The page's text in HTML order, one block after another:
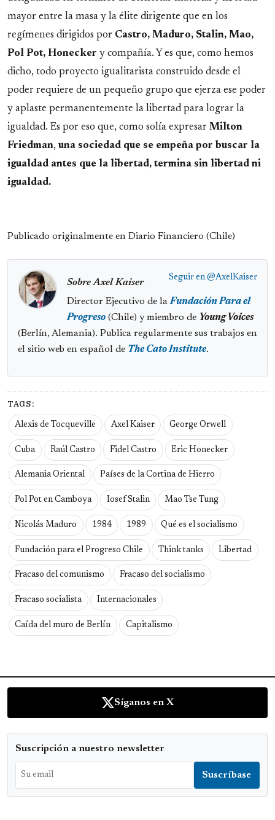
mayor entre la masa y la élite dirigente que en los
regímenes dirigidos por Castro, Maduro, Stalin, Mao,
Pol Pot, Honecker y compañía. Y es que, como hemos
dicho, todo proyecto igualitarista construido desde el
poder requiere de un pequeño grupo que ejerza ese poder
y aplaste permanentemente la libertad para lograr la
igualdad. Es por eso que, como solía expresar Milton
Friedman, una sociedad que se empeña por buscar la
igualdad antes que la libertad, termina sin libertad ni
igualdad.
Publicado originalmente en Diario Financiero (Chile)
Seguir en @AxelKaiser
Sobre Axel Kaiser
Director Ejecutivo de laFundación Para el
Progreso (Chile) y miembro de Young Voices
(Berlín, Alemania). Publica regularmente sus trabajos en
el sitio web en español de The Cato Institute.
TAGS:
Alexis de Tocqueville Axel Kaiser George Orwell
Cuba Raúl Castro Fidel Castro Eric Honecker
Alemania Oriental Países de la Cortina de Hierro
Pol Pot en Camboya Iosef Stalin Mao Tse Tung
Nicolás Maduro 1984 1989 Qué es el socialismo
Fundación para el Progreso Chile Think tanks Libertad
Fracaso del comunismo Fracaso del socialismo
Fracaso socialista Internacionales
Caída del muro de Berlín Capitalismo
Síganos en X
Suscripción a nuestro newsletter